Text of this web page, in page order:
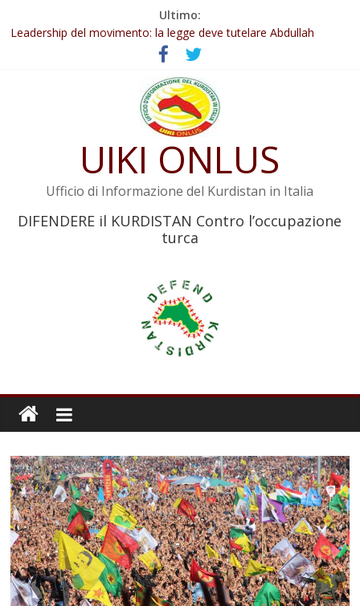
Ultimo:
Abdullah Öcalan: Le legge negativa deve essere trasformata in
legge positiva
Leadership del movimento: la legge deve tutelare Abdullah
Commissione donne del KNK: Şengal è di nuovo sotto minaccia
Non tenere conto della situazione di Rêber Apo ostacolerebbe
Il KNK chiede un’azione internazionale contro i crimini di guerra
UIKI ONLUS
Ufficio di Informazione del Kurdistan in Italia
DIFENDERE il KURDISTAN Contro l’occupazione
turca